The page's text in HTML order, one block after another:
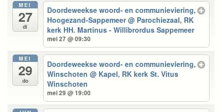
MEI
27
di
Doordeweekse woord- en communieviering,
Hoogezand-Sappemeer@ Parochiezaal, RK
kerk HH. Martinus - Willibrordus Sappemeer
mei 27 @ 09:30
MEI
29
do
Doordeweekse woord- en communieviering,
Winschoten@ Kapel, RK kerk St. Vitus
Winschoten
mei 29 @ 19:00